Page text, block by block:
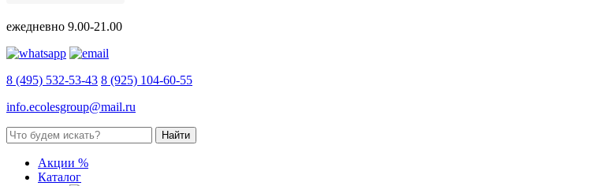
ежедневно 9.00-21.00
8 (495) 532-53-43 8 (925) 104-60-55
info.ecolesgroup@mail.ru
Акции %
Каталог